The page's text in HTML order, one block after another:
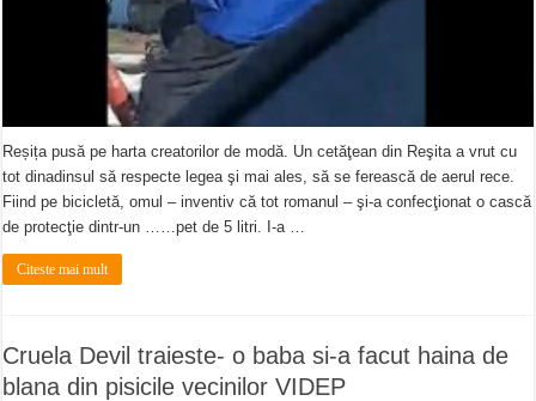
Reșița pusă pe harta creatorilor de modă. Un cetăţean din Reşita a vrut cu
tot dinadinsul să respecte legea şi mai ales, să se ferească de aerul rece.
Fiind pe bicicletă, omul – inventiv că tot romanul – şi-a confecţionat o cască
de protecţie dintr-un ……pet de 5 litri. I-a …
Citeste mai mult
Cruela Devil traieste- o baba si-a facut haina de
blana din pisicile vecinilor VIDEP